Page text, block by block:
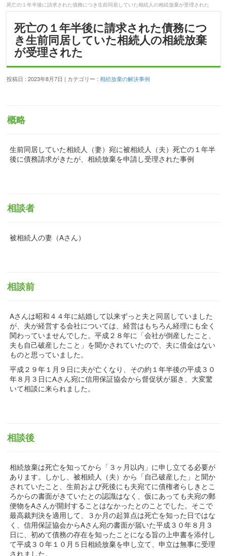
死亡の１年半後に請求された債務につき生前同居していた相続人の相続放棄が受理された
死亡の１年半後に請求された債務につ
き生前同居していた相続人の相続放棄
が受理された
投稿日 : 2023年8月7日 | カテゴリー :相続放棄の解決事例
概略
生前同居していた相続人（妻）宛に被相続人（夫）死亡の１年半
後に債務請求がきたが、相続放棄を申請し受理された事例
相談者
被相続人の妻（Aさん）
相談前
Aさんは昭和４４年に結婚して以来ずっと夫と同居していました
が、夫が経営する会社については、経営はもちろん経理にも全く
関わっていませんでした。平成２８年に「会社が倒産したこと、
夫も自己破産したこと」を聞かされていたので、夫に借金はない
ものと思っていました。
平成２９年１月９日に夫が亡くなり、その約１年半後の平成３０
年８月３日にAさん宛に信用保証協会から督促状が届き、大変驚
いて相談に来られました。
相談後
相続放棄は死亡を知ってから「３ヶ月以内」に申し立てる必要が
あります。しかし、被相続人（夫）から「自己破産した」と聞か
されていたこと、生前および死後にも夫宛てに債権者らしきとこ
ろからの書面がきていたとの認識はなく、仮にあっても夫宛の郵
便物をAさんが開封することはなかったとのことでした。そこで
最高裁判決を適用して、３か月の起算点は死亡を知った日ではな
く、信用保証協会からAさん宛の書面が届いた平成３０年８月３
日に、初めて債務の存在を知ったことになる旨の上申書を添付し
て平成３０年１０月５日相続放棄を申し立て、申立は無事に受理
されました。